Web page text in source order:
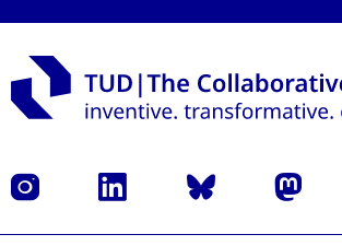
Instagram LinkedIn Bluesky Mastodon